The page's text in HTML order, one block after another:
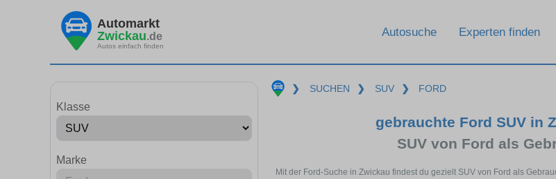
Automarkt
Zwickau.de
Autos einfach finden
Autosuche Experten finden
Klasse
Marke
❯ SUCHEN ❯ SUV ❯ FORD
gebrauchte Ford SUV in
SUV von Ford als
Mit der Ford-Suche in Zwickau findest du gezielt SUV von Ford als